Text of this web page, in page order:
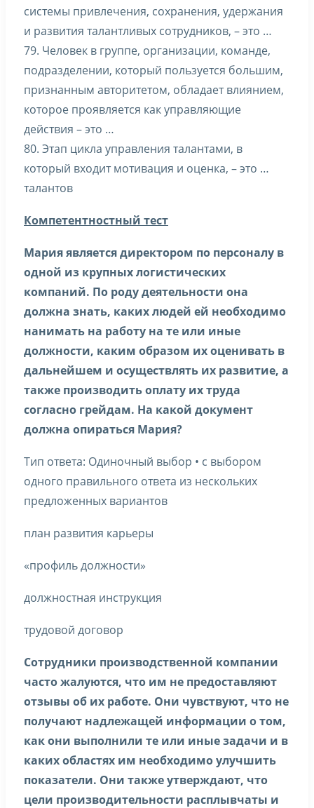
системы привлечения, сохранения, удержания
и развития талантливых сотрудников, – это …
79. Человек в группе, организации, команде,
подразделении, который пользуется большим,
признанным авторитетом, обладает влиянием,
которое проявляется как управляющие
действия – это …
80. Этап цикла управления талантами, в
который входит мотивация и оценка, – это …
талантов
Компетентностный тест
Мария является директором по персоналу в
одной из крупных логистических
компаний. По роду деятельности она
должна знать, каких людей ей необходимо
нанимать на работу на те или иные
должности, каким образом их оценивать в
дальнейшем и осуществлять их развитие, а
также производить оплату их труда
согласно грейдам. На какой документ
должна опираться Мария?
Тип ответа: Одиночный выбор • с выбором
одного правильного ответа из нескольких
предложенных вариантов
план развития карьеры
«профиль должности»
должностная инструкция
трудовой договор
Сотрудники производственной компании
часто жалуются, что им не предоставляют
отзывы об их работе. Они чувствуют, что не
получают надлежащей информации о том,
как они выполнили те или иные задачи и в
каких областях им необходимо улучшить
показатели. Они также утверждают, что
цели производительности расплывчаты и